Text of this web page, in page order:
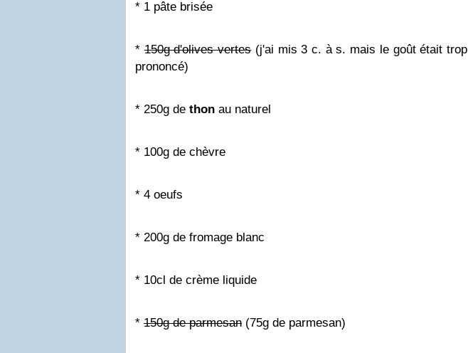
* 1 pâte brisée
*150g d'olives vertes(j'ai mis 3 c. à s. mais le goût était trop
prononcé)
* 250g de thon au naturel
* 100g de chèvre
* 4 oeufs
* 200g de fromage blanc
* 10cl de crème liquide
* 150g de parmesan (75g de parmesan)